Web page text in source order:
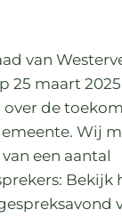
van
25 maart
de
Wij
een aantal
Bekijk